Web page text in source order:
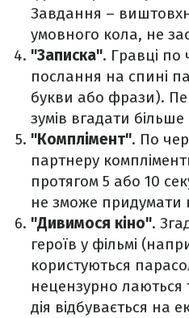
Завдання –
умовного кола, не
"Записка". Гравці по
послання на спині
букви або фрази).
зумів вгадати
"Комплімент". По
партнеру
протягом 5 або 10
не зможе придумати
"Дивимося кіно".
героїв у фільмі
користуються
нецензурно лаються
дія відбувається на